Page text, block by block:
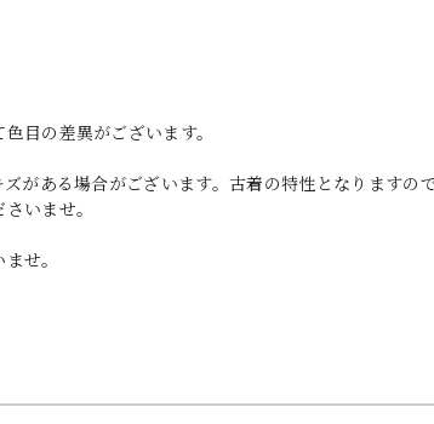
目の差異がございます。
がある場合がございます。古着の特性となりますの
いませ。
せ。